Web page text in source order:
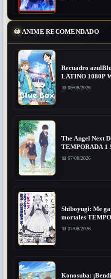
🍥 ANIME RECOMENDADO
Recuadro
LATINO 1080P
📅 09/08/2026
The Angel Next
TEMPORADA 1
📅 07/08/2026
Shiboyugi: Me
mortales
📅 07/08/2026
Konosuba: